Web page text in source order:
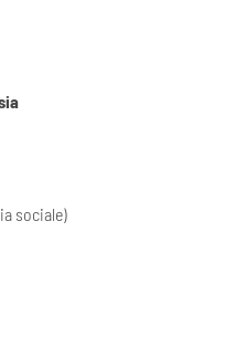
sociale)